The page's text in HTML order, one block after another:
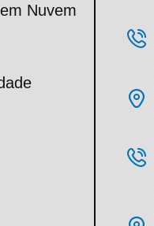
Nuvem